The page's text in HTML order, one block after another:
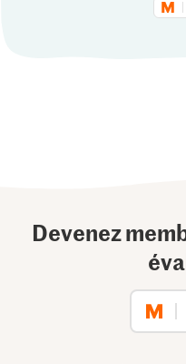
Devenez